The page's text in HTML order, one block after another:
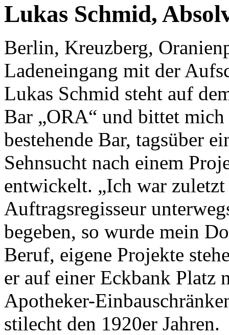
Lukas Schmid,
Berlin, Kreuzberg,
Ladeneingang mit der
Lukas Schmid steht auf
Bar „ORA“ und bittet
bestehende Bar, tagsüber
Sehnsucht nach einem
entwickelt. „Ich war
Auftragsregisseur
begeben, so wurde mein
Beruf, eigene Projekte
er auf einer Eckbank Platz
Apotheker-
stilecht den 1920er